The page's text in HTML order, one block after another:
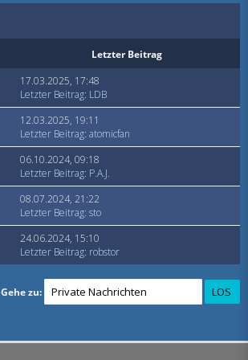
Letzter Beitrag
17.03.2025, 17:48
Letzter Beitrag: LDB
12.03.2025, 19:11
Letzter Beitrag: atomicfan
06.10.2024, 09:18
Letzter Beitrag: P.A.J.
08.07.2024, 21:22
Letzter Beitrag: sto
24.06.2024, 15:10
Letzter Beitrag: robstor
Gehe zu: